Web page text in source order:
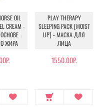
OIL
CREAM -
ЖИРА
PLAY THERAPY
SLEEPING PACK [MOIST
UP] - МАСКА ДЛЯ
ЛИЦА
1550.00Р.